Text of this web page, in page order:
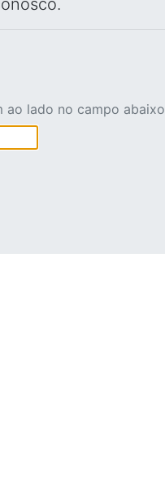
ao lado no campo abaixo